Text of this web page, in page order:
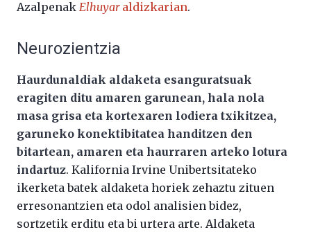
Azalpenak Elhuyaraldizkarian.
Neurozientzia
Haurdunaldiak aldaketa esanguratsuak
eragiten ditu amaren garunean, hala nola
masa grisa eta kortexaren lodiera txikitzea,
garuneko konektibitatea handitzen den
bitartean, amaren eta haurraren arteko lotura
indartuz. Kalifornia Irvine Unibertsitateko
ikerketa batek aldaketa horiek zehaztu zituen
erresonantzien eta odol analisien bidez,
sortzetik erditu eta bi urtera arte. Aldaketa